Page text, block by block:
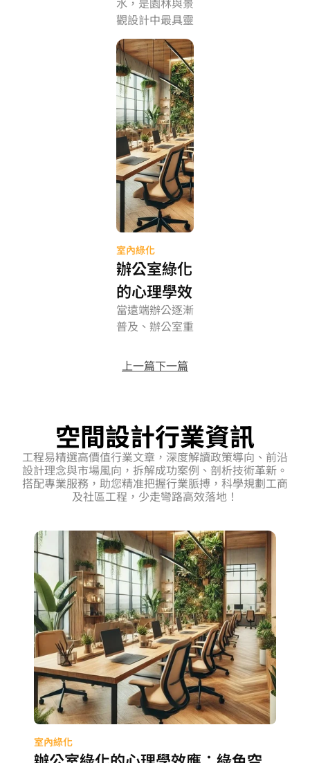
計如何平衡
流向與視覺
節奏
觀設計中最具靈
性的元素。
室內綠化
辦公室綠化
的心理學效
應：綠色空
間如何影響
專注與情緒
當遠端辦公逐漸
普及、辦公室重
造與社交的場
域」時，綠化開
康的關鍵變量。
上一篇下一篇
空間設計行業資訊
工程易精選高價值行業文章，深度解讀政策導向、前沿
設計理念與市場風向，拆解成功案例、剖析技術革新。
搭配專業服務，助您精准把握行業脈搏，科學規劃工商
及社區工程，少走彎路高效落地！
室內綠化